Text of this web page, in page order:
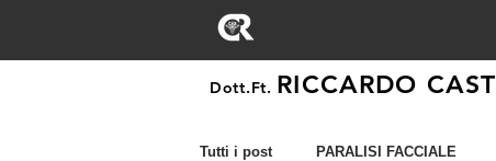
Dott.Ft. RICCARDO
Tutti i post PARALISI FACCIALE